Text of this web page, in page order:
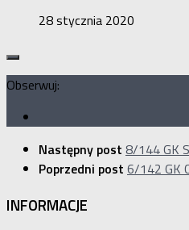
28 stycznia 2020
Obserwuj:
Następny post 8/144 GK
Poprzedni post 6/142 GK
INFORMACJE